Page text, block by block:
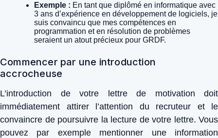
Exemple : En tant que diplômé en informatique avec
3 ans d’expérience en développement de logiciels, je
suis convaincu que mes compétences en
programmation et en résolution de problèmes
seraient un atout précieux pour GRDF.
Commencer par une introduction
accrocheuse
L’introduction de votre lettre de motivation doit
immédiatement attirer l’attention du recruteur et le
convaincre de poursuivre la lecture de votre lettre. Vous
pouvez par exemple mentionner une information